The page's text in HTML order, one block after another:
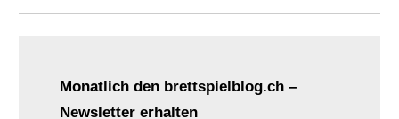
Monatlich den brettspielblog.ch –
Newsletter erhalten